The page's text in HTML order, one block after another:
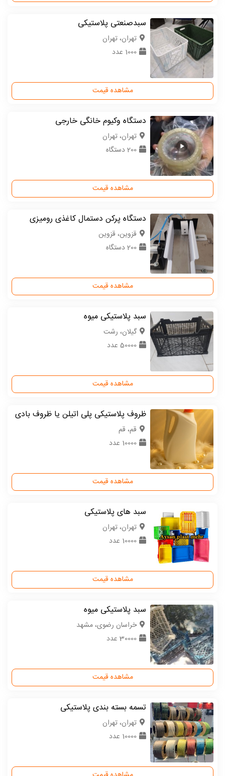
سبدصنعتی پلاستیکی
تهران، تهران
1000 عدد
مشاهده قیمت
دستگاه وکیوم خانگی خارجی
تهران، تهران
200 دستگاه
مشاهده قیمت
دستگاه پرکن دستمال کاغذی رومیزی
قزوین، قزوین
200 دستگاه
مشاهده قیمت
سبد پلاستیکی میوه
گیلان، رشت
50000 عدد
مشاهده قیمت
ظروف پلاستیکی پلی اتیلن یا ظروف بادی
قم، قم
10000 عدد
مشاهده قیمت
سبد های پلاستیکی
تهران، تهران
10000 عدد
مشاهده قیمت
سبد پلاستیکی میوه
خراسان رضوی، مشهد
30000 عدد
مشاهده قیمت
تسمه بسته بندی پلاستیکی
تهران، تهران
10000 عدد